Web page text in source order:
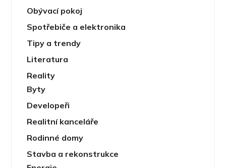
Obývací pokoj
Spotřebiče a elektronika
Tipy a trendy
Literatura
Reality
Byty
Developeři
Realitní kanceláře
Rodinné domy
Stavba a rekonstrukce